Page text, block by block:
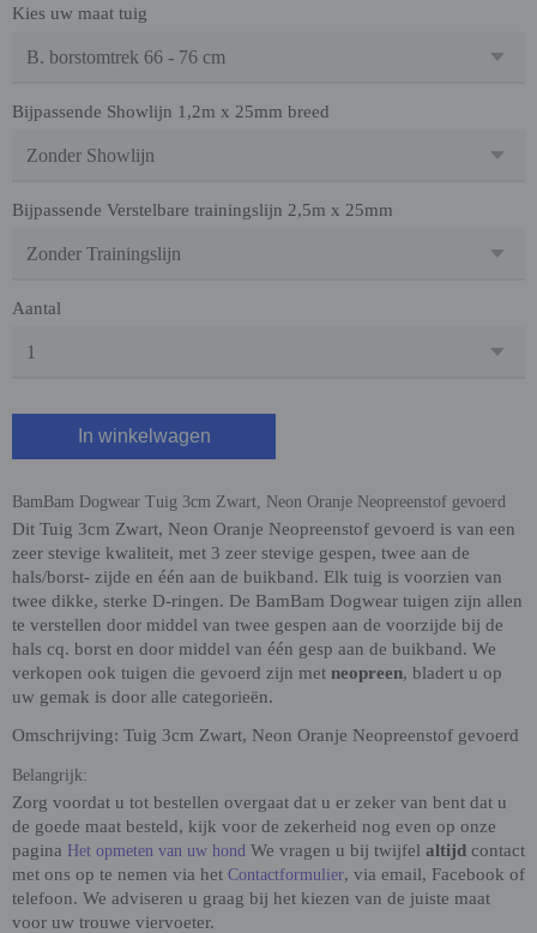
Kies uw maat tuig
Bijpassende Showlijn 1,2m x 25mm breed
Bijpassende Verstelbare trainingslijn 2,5m x 25mm
Aantal
In winkelwagen
BamBam Dogwear Tuig 3cm Zwart, Neon Oranje Neopreenstof gevoerd
Dit Tuig 3cm Zwart, Neon Oranje Neopreenstof gevoerd is van een
zeer stevige kwaliteit, met 3 zeer stevige gespen, twee aan de
hals/borst- zijde en één aan de buikband. Elk tuig is voorzien van
twee dikke, sterke D-ringen. De BamBam Dogwear tuigen zijn allen
te verstellen door middel van twee gespen aan de voorzijde bij de
hals cq. borst en door middel van één gesp aan de buikband. We
verkopen ook tuigen die gevoerd zijn met neopreen, bladert u op
uw gemak is door alle categorieën.
Omschrijving: Tuig 3cm Zwart, Neon Oranje Neopreenstof gevoerd
Belangrijk:
Zorg voordat u tot bestellen overgaat dat u er zeker van bent dat u
de goede maat besteld, kijk voor de zekerheid nog even op onze
pagina Het opmeten van uw hond We vragen u bij twijfel altijd contact
met ons op te nemen via het Contactformulier, via email, Facebook of
telefoon. We adviseren u graag bij het kiezen van de juiste maat
voor uw trouwe viervoeter.